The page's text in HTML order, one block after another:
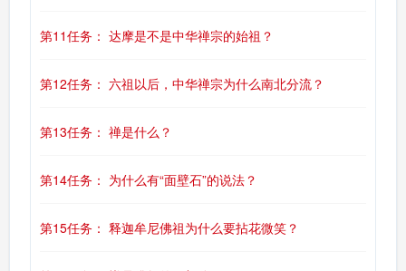
第11任务： 达摩是不是中华禅宗的始祖？
第12任务： 六祖以后，中华禅宗为什么南北分流？
第13任务： 禅是什么？
第14任务： 为什么有“面壁石”的说法？
第15任务： 释迦牟尼佛祖为什么要拈花微笑？